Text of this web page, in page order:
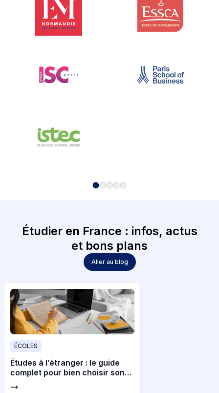
Étudier en France : infos, actus
et bons plans
Aller au blog
ÉCOLES
Études à l’étranger : le guide
complet pour bien choisir son